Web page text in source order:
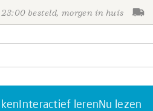
besteld, morgen in huis
Interactief lerenNu lezen